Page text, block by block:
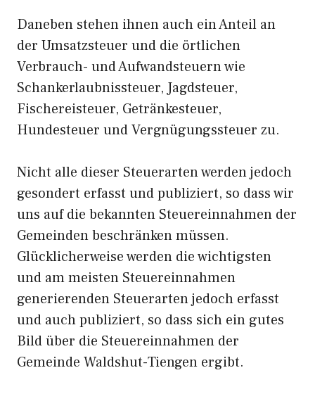
Daneben stehen ihnen auch ein Anteil an
der Umsatzsteuer und die örtlichen
Verbrauch- und Aufwandsteuern wie
Schankerlaubnissteuer, Jagdsteuer,
Fischereisteuer, Getränkesteuer,
Hundesteuer und Vergnügungssteuer zu.
Nicht alle dieser Steuerarten werden jedoch
gesondert erfasst und publiziert, so dass wir
uns auf die bekannten Steuereinnahmen der
Gemeinden beschränken müssen.
Glücklicherweise werden die wichtigsten
und am meisten Steuereinnahmen
generierenden Steuerarten jedoch erfasst
und auch publiziert, so dass sich ein gutes
Bild über die Steuereinnahmen der
Gemeinde Waldshut-Tiengen ergibt.